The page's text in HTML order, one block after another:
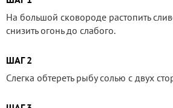
На большой сковороде растопить
снизить огонь до слабого.
ШАГ 2
Слегка обтереть рыбу солью с двух